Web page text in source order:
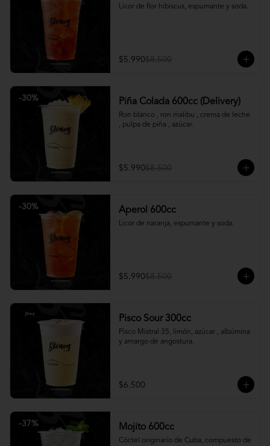
Licor de flor hibiscus, espumante y soda.
$5.990$8.500
-30% Piña Colada 600cc (Delivery)
Ron blanco , ron malibu , crema de leche
, pulpa de piña , azúcar.
$5.990$8.500
-30% Aperol 600cc
Licor de naranja, espumante y soda.
$5.990$8.500
Pisco Sour 300cc
Pisco Mistral 35, limón, azúcar , albúmina
y amargo de angostura.
$6.500
-37% Mojito 600cc
Cóctel originario de Cuba, compuesto de